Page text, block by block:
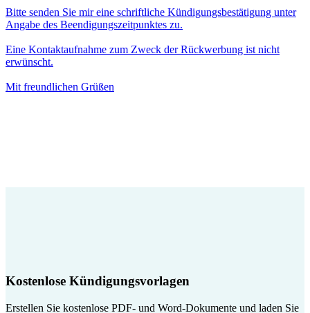
Bitte senden Sie mir eine schriftliche Kündigungsbestätigung unter
Angabe des Beendigungszeitpunktes zu.
Eine Kontaktaufnahme zum Zweck der Rückwerbung ist nicht
erwünscht.
Mit freundlichen Grüßen
Kostenlose Kündigungsvorlagen
Erstellen Sie kostenlose PDF- und Word-Dokumente und laden Sie